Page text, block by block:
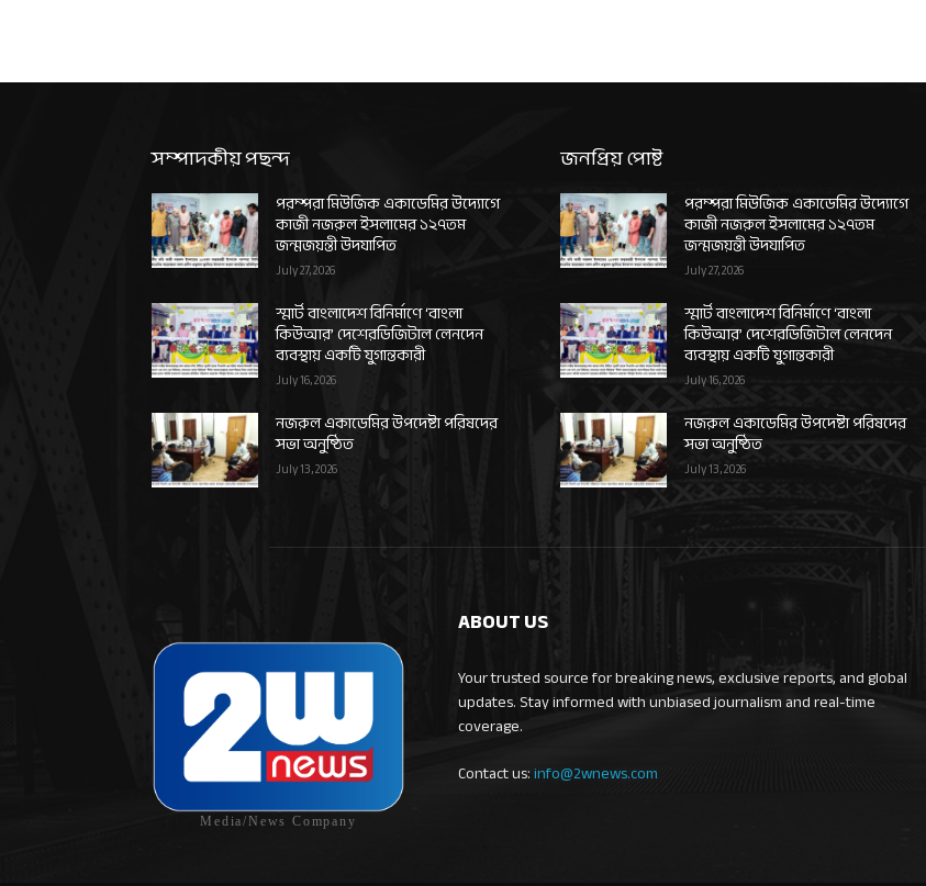
সম্পাদকীয় পছন্দ
পরম্পরা মিউজিক একাডেমির উদ্যোগে
কাজী নজরুল ইসলামের ১২৭তম
জন্মজয়ন্তী উদযাপিত
July 27, 2026
স্মার্ট বাংলাদেশ বিনির্মাণে ‘বাংলা
কিউআর’ দেশেরডিজিটাল লেনদেন
ব্যবস্থায় একটি যুগান্তকারী
July 16, 2026
নজরুল একাডেমির উপদেষ্টা পরিষদের
সভা অনুষ্ঠিত
July 13, 2026
জনপ্রিয় পোষ্ট
পরম্পরা মিউজিক একাডেমির উদ্যোগে
কাজী নজরুল ইসলামের ১২৭তম
জন্মজয়ন্তী উদযাপিত
July 27, 2026
স্মার্ট বাংলাদেশ বিনির্মাণে ‘বাংলা
কিউআর’ দেশেরডিজিটাল লেনদেন
ব্যবস্থায় একটি যুগান্তকারী
July 16, 2026
নজরুল একাডেমির উপদেষ্টা পরিষদের
সভা অনুষ্ঠিত
July 13, 2026
Media/News Company
ABOUT US
Your trusted source for breaking news, exclusive reports, and global
updates. Stay informed with unbiased journalism and real-time
coverage.
Contact us:info@2wnews.com